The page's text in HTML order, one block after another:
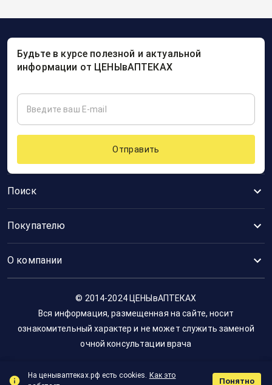
Поиск
Покупателю
О компании
Будьте в курсе полезной и актуальной
информации от ЦЕНЫвАПТЕКАХ
Отправить
© 2014-2024 ЦЕНЫвАПТЕКАХ
Вся информация, размещенная на сайте, носит
ознакомительный характер и не может служить заменой
очной консультации врача
На ценываптеках.рф есть cookies. Как это
Понятно